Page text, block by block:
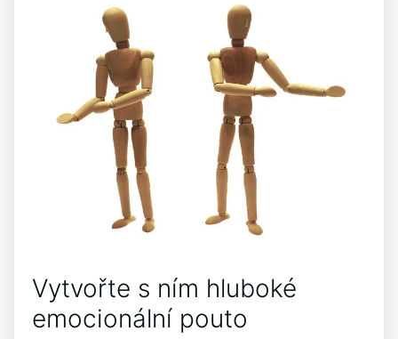
Vytvořte s ním hluboké
emocionální pouto